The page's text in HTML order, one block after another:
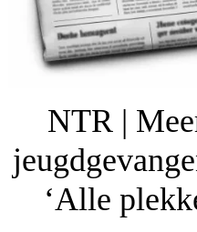
NTR |
‘Alle